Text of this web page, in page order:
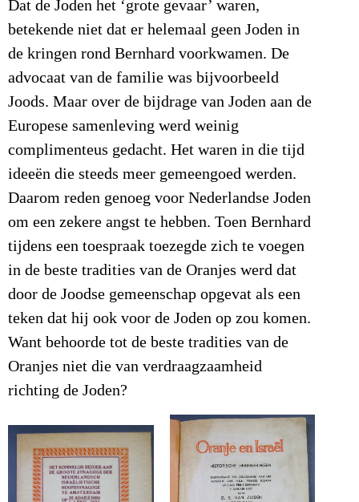
Dat de Joden het ‘grote gevaar’ waren,
betekende niet dat er helemaal geen Joden in
de kringen rond Bernhard voorkwamen. De
advocaat van de familie was bijvoorbeeld
Joods. Maar over de bijdrage van Joden aan de
Europese samenleving werd weinig
complimenteus gedacht. Het waren in die tijd
ideeën die steeds meer gemeengoed werden.
Daarom reden genoeg voor Nederlandse Joden
om een zekere angst te hebben. Toen Bernhard
tijdens een toespraak toezegde zich te voegen
in de beste tradities van de Oranjes werd dat
door de Joodse gemeenschap opgevat als een
teken dat hij ook voor de Joden op zou komen.
Want behoorde tot de beste tradities van de
Oranjes niet die van verdraagzaamheid
richting de Joden?